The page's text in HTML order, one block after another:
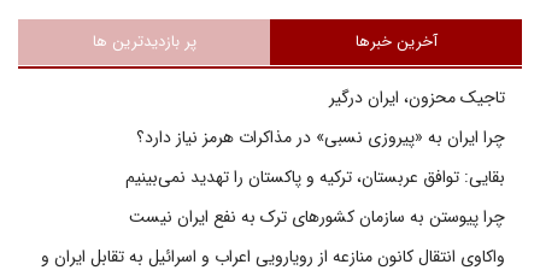
آخرین خبرها پر بازدیدترین ها
تاجیک محزون، ایران درگیر
چرا ایران به «پیروزی نسبی» در مذاکرات هرمز نیاز دارد؟
بقایی: توافق عربستان، ترکیه و پاکستان را تهدید نمی‌بینیم
چرا پیوستن به سازمان کشورهای ترک به نفع ایران نیست
واکاوی انتقال کانون منازعه از رویارویی اعراب و اسرائیل به تقابل ایران و